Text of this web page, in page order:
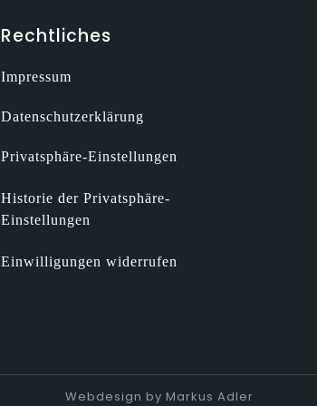
Rechtliches
Impressum
Datenschutzerklärung
Privatsphäre-Einstellungen
Historie der Privatsphäre-
Einstellungen
Einwilligungen widerrufen
Webdesign by Markus Adler